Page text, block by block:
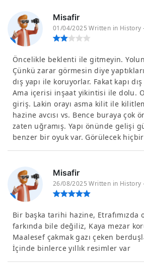
Misafir
01/04/2025 Written in History
Öncelikle beklenti ile gitmeyin.
Çünkü zarar görmesin diye
dış yapı ile koruyorlar. Fakat kapı
Ama içerisi inşaat yikintisi ile dolu.
giriş. Lakin orayı asma kilit ile
hazine avcısı vs. Bence buraya çok
zaten uğramış. Yapı önünde gelişi
benzer bir oyuk var. Görülecek
Misafir
26/08/2025 Written in History
Bir başka tarihi hazine, Etrafımızda
farkında bile değiliz, Kaya mezar
Maalesef çakmak gazı çeken
İçinde binlerce yıllık resimler var